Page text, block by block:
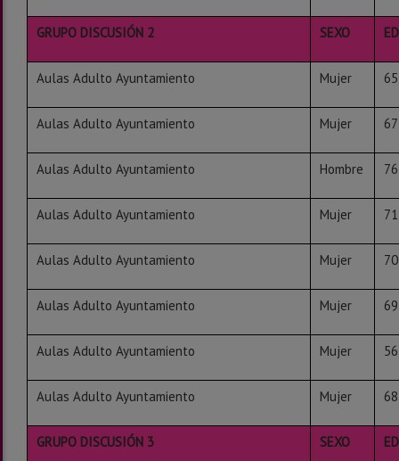
GRUPO DISCUSIÓN 2 SEXO
Aulas Adulto Ayuntamiento Mujer 65
Aulas Adulto Ayuntamiento Mujer 67
Aulas Adulto Ayuntamiento Hombre 76
Aulas Adulto Ayuntamiento Mujer 71
Aulas Adulto Ayuntamiento Mujer 70
Aulas Adulto Ayuntamiento Mujer 69
Aulas Adulto Ayuntamiento Mujer 56
Aulas Adulto Ayuntamiento Mujer 68
GRUPO DISCUSIÓN 3 SEXO